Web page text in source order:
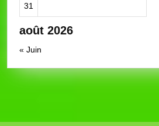
août 2026
31
« Juin